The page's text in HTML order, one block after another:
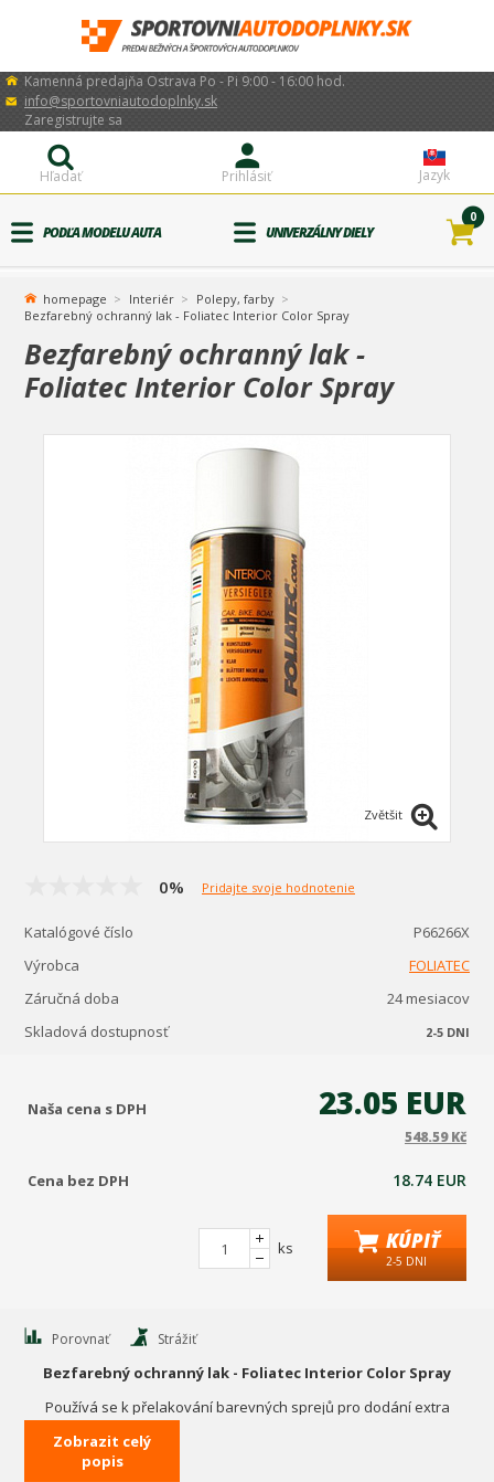
Kamenná predajňa Ostrava Po - Pi 9:00 - 16:00 hod.
info@sportovniautodoplnky.sk
Jazyk
Prihlásiť
Zaregistrujte sa
Hľadať
PODĽA MODELU AUTA UNIVERZÁLNY DIELY
0
homepage Interiér
Polepy, farby
Bezfarebný ochranný lak - Foliatec Interior Color Spray
Bezfarebný ochranný lak -
Foliatec Interior Color Spray
Zvětšit
0% Pridajte svoje hodnotenie
Katalógové číslo
P66266X
Výrobca
FOLIATEC
Záručná doba
24 mesiacov
Skladová dostupnosť
2-5 DNI
Naša cena s DPH 23.05 EUR
548.59 Kč
Cena bez DPH 18.74 EUR
ks KÚPIŤ
2-5 DNI
Porovnať Strážiť
Bezfarebný ochranný lak - Foliatec Interior Color Spray
Používá se k přelakování barevných sprejů pro dodání extra
ochrany a lesku lakovaného povrchu.
Barva víčka na přiložené fotografii produktu je pouze ilustrativní!
Zobrazit celý
popis